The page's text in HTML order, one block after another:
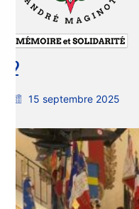
2
15 septembre 2025